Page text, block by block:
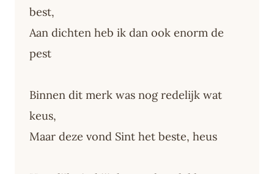
best,
Aan dichten heb ik dan ook enorm de
pest
Binnen dit merk was nog redelijk wat
keus,
Maar deze vond Sint het beste, heus